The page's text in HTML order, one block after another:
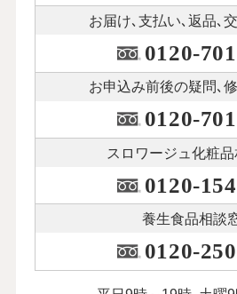
お届け､支払い､ 返品､
0120-
お申込み前後の疑問､
0120-
スロワージュ化粧品
0120-
養生食品相談
0120-